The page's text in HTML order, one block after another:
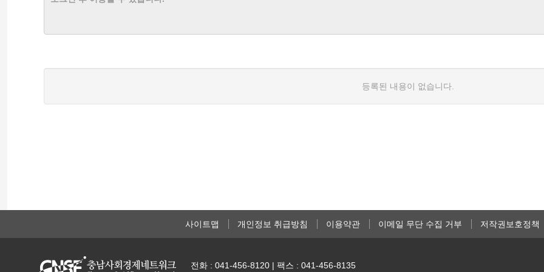
등록된 내용이 없습니다.
사이트맵 개인정보 취급방침 이용약관 이메일 무단 수집 거부 저작권보호정책
전화 : 041-456-8120 | 팩스 : 041-456-8135